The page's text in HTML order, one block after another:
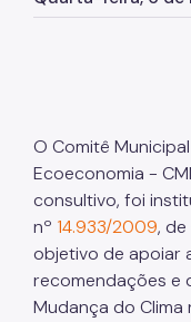
O Comitê
Ecoeconomia -
consultivo, foi
nº 14.933/2009,
objetivo de apoiar
recomendações e
Mudança do Clima